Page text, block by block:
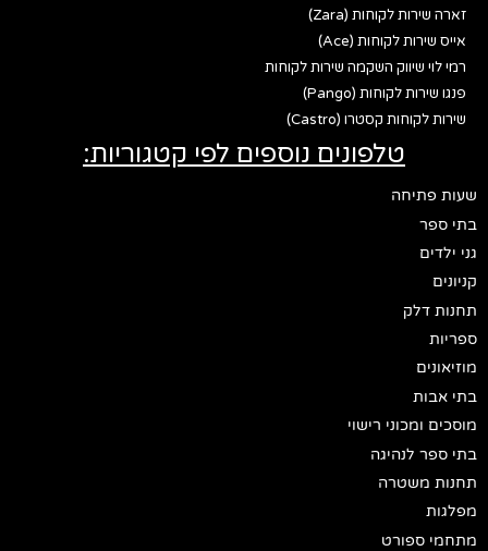
זארה שירות לקוחות (Zara)
אייס שירות לקוחות (Ace)
רמי לוי שיווק השקמה שירות לקוחות
פנגו שירות לקוחות (Pango)
שירות לקוחות קסטרו (Castro)
טלפונים נוספים לפי קטגוריות:
שעות פתיחה
בתי ספר
גני ילדים
קניונים
תחנות דלק
ספריות
מוזיאונים
בתי אבות
מוסכים ומכוני רישוי
בתי ספר לנהיגה
תחנות משטרה
מפלגות
מתחמי ספורט